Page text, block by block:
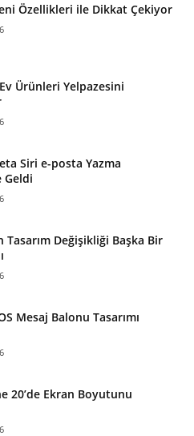
Özellikleri ile Dikkat Çekiyor
Ürünleri Yelpazesini
Siri e-posta Yazma
Geldi
Tasarım Değişikliği Başka Bir
Mesaj Balonu Tasarımı
20’de Ekran Boyutunu